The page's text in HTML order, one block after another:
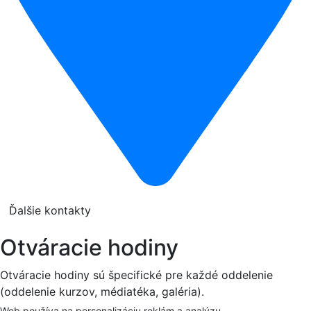
Ďalšie kontakty
Otváracie hodiny
Otváracie hodiny sú špecifické pre každé oddelenie
(oddelenie kurzov, médiatéka, galéria).